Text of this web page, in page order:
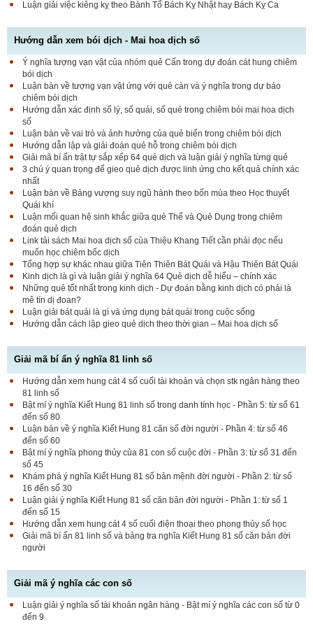
Luận giải việc kiêng kỵ theo Bành Tổ Bách Kỵ Nhật hay Bách Kỵ Ca
Hướng dẫn xem bói dịch - Mai hoa dịch số
Ý nghĩa tượng vạn vật của nhóm quẻ Cấn trong dự đoán cát hung chiêm
bói dịch
Luận bàn về tượng vạn vật ứng với quẻ càn và ý nghĩa trong dự báo
chiêm bói dịch
Hướng dẫn xác định số lý, số quái, số quẻ trong chiêm bói mai hoa dịch
số
Luận bàn về vai trò và ảnh hưởng của quẻ biến trong chiêm bói dịch
Hướng dẫn lập và giải đoán quẻ hỗ trong chiêm bói dịch
Giải mã bí ấn trật tự sắp xếp 64 quẻ dịch và luận giải ý nghĩa từng quẻ
3 chú ý quan trọng để gieo quẻ dịch được linh ứng cho kết quả chính xác
nhất
Luận bàn về Bảng vượng suy ngũ hành theo bốn mùa theo Học thuyết
Quái khí
Luận mối quan hệ sinh khắc giữa quẻ Thể và Quẻ Dụng trong chiêm
đoán quẻ dịch
Link tải sách Mai hoa dịch số của Thiệu Khang Tiết cần phải đọc nếu
muốn học chiêm bốc dịch
Tổng hợp sự khác nhau giữa Tiên Thiên Bát Quái và Hậu Thiên Bát Quái
Kinh dịch là gì và luận giải ý nghĩa 64 Quẻ dịch dễ hiểu – chính xác
Những quẻ tốt nhất trong kinh dịch - Dự đoán bằng kinh dịch có phải là
mê tín dị đoan?
Luận giải bát quái là gì và ứng dụng bát quái trong cuộc sống
Hướng dẫn cách lập gieo quẻ dịch theo thời gian – Mai hoa dịch số
Giải mã bí ẩn ý nghĩa 81 linh số
Hướng dẫn xem hung cát 4 số cuối tài khoản và chọn stk ngân hàng theo
81 linh số
Bật mí ý nghĩa Kiết Hung 81 linh số trong danh tính học - Phần 5: từ số 61
đến số 80
Luận bàn về ý nghĩa Kiết Hung 81 căn số đời người - Phần 4: từ số 46
đến số 60
Bật mí ý nghĩa phong thủy của 81 con số cuộc đời - Phần 3: từ số 31 đến
số 45
Khám phá ý nghĩa Kiết Hung 81 số bản mệnh đời người - Phần 2: từ số
16 đến số 30
Luận giải ý nghĩa Kiết Hung 81 số căn bản đời người - Phần 1: từ số 1
đến số 15
Hướng dẫn xem hung cát 4 số cuối điện thoại theo phong thủy số học
Giải mã bí ẩn 81 linh số và bảng tra nghĩa Kiết Hung 81 số căn bản đời
người
Giải mã ý nghĩa các con số
Luận giải ý nghĩa số tài khoản ngân hàng - Bật mí ý nghĩa các con số từ 0
đến 9